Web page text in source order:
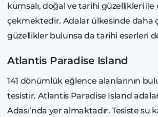
kumsalı, doğal ve tarihi güzellikleri
çekmektedir. Adalar ülkesinde daha
güzellikler bulunsa da tarihi eserleri
Atlantis Paradise Island
141 dönümlük eğlence alanlarının
tesistir. Atlantis Paradise Island
Adası’nda yer almaktadır. Tesiste su